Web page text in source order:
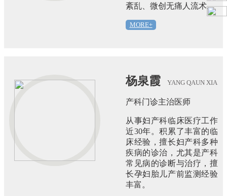
紊乱、微创无痛人流术。
MORE+
杨泉霞 YANG QAUN XIA
产科门诊主治医师
从事妇产科临床医疗工作
近30年。积累了丰富的临
床经验，擅长妇产科多种
疾病的诊治，尤其是产科
常见病的诊断与治疗，擅
长孕妇胎儿产前监测经验
丰富。